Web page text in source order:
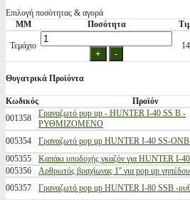
Επιλογή ποσότητας & αγορά
ΜΜ
Ποσότητα
Τεμάχιο
Θυγατρικά Προϊόντα
Κωδικός Προϊόν
001358
Γραναζωτό pop up - HUNTER I-40 SS B -
ΡΥΘΜΙΖΟΜΕΝΟ
005354
Γραναζωτό pop up HUNTER I-40 SS-
005355
Καπάκι υποδοχής γκαζόν για HUNTER I-40
005356
Αρθρωτός βραχίωνας 1'' για pop up γηπέδου
005357
Γραναζωτό pop up HUNTER I-80 SSB -